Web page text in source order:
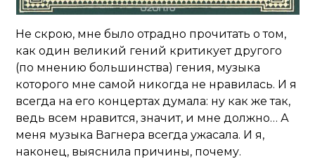
Не скрою, мне было отрадно прочитать о том,
как один великий гений критикует другого
(по мнению большинства) гения, музыка
которого мне самой никогда не нравилась. И я
всегда на его концертах думала: ну как же так,
ведь всем нравится, значит, и мне должно… А
меня музыка Вагнера всегда ужасала. И я,
наконец, выяснила причины, почему.